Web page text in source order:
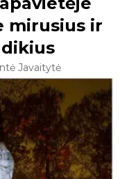
mirusius ir
Javaitytė